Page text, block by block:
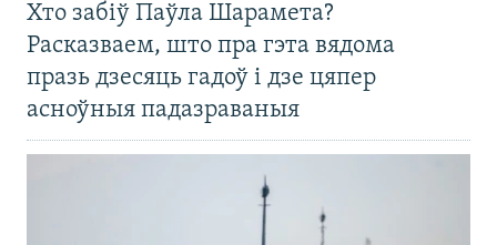
Хто забіў Паўла Шарамета?
Расказваем, што пра гэта вядома
празь дзесяць гадоў і дзе цяпер
асноўныя падазраваныя